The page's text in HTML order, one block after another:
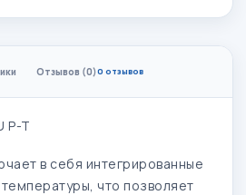
Отзывов (0)0 отзывов
P-T
в себя интегрированные
что позволяет